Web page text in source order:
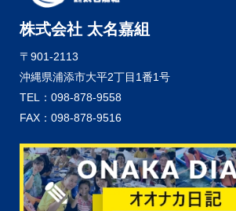
株式会社 太名嘉組
〒901-2113
沖縄県浦添市大平2丁目1番1号
TEL：098-878-9558
FAX：098-878-9516